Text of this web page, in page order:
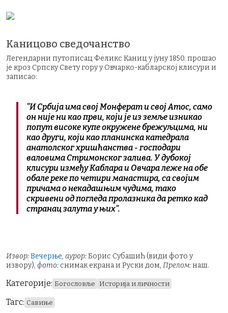
Каницово сведочанство
Легендарни путописац Феликс Каниц у јуну 1850. прошао
је кроз Српску Свету гору у Овчарко-кабларској клисури и
записао:
"И Србија има свој Монферат и свој Атос, само
он није ни као први, који је из земље изникао
попут високе купе окружене брежуљцима, ни
као други, који као планинска катедрала
анатолског хришћанства - господари
валовима Стримонског залива. У дубокој
клисури између Каблара и Овчара леже на обе
обале реке по четири манастира, са својим
причама о некадашњим чудима, тако
скривени од погледа пролазника да ретко кад
странац залута у њих".
Извор:Вечерње, аурор:Борис Субашић (види фото у
извору), фото:снимак екрана и Руски дом, Прелом:наш.
Категорије: Богословље Историја и личности
Тагс: Савиње